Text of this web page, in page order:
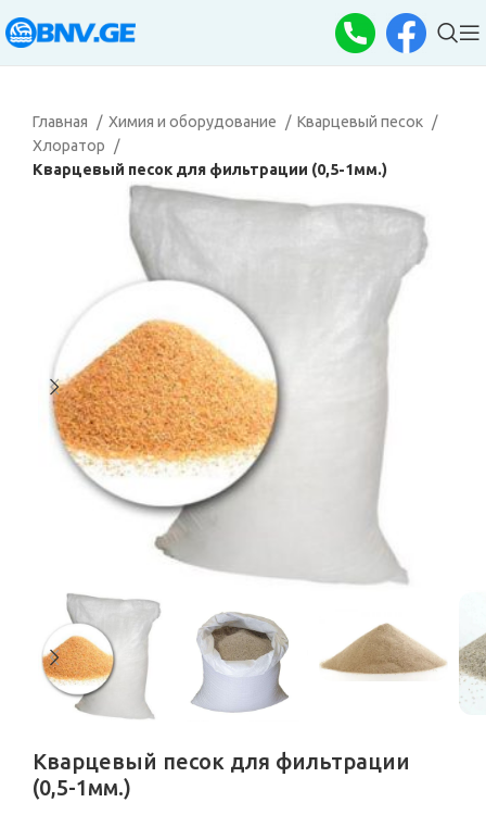
Главная Химия и оборудование
Кварцевый песок
Хлоратор
Кварцевый песок для фильтрации (0,5-1мм.)
Кварцевый песок для фильтрации
(0,5-1мм.)